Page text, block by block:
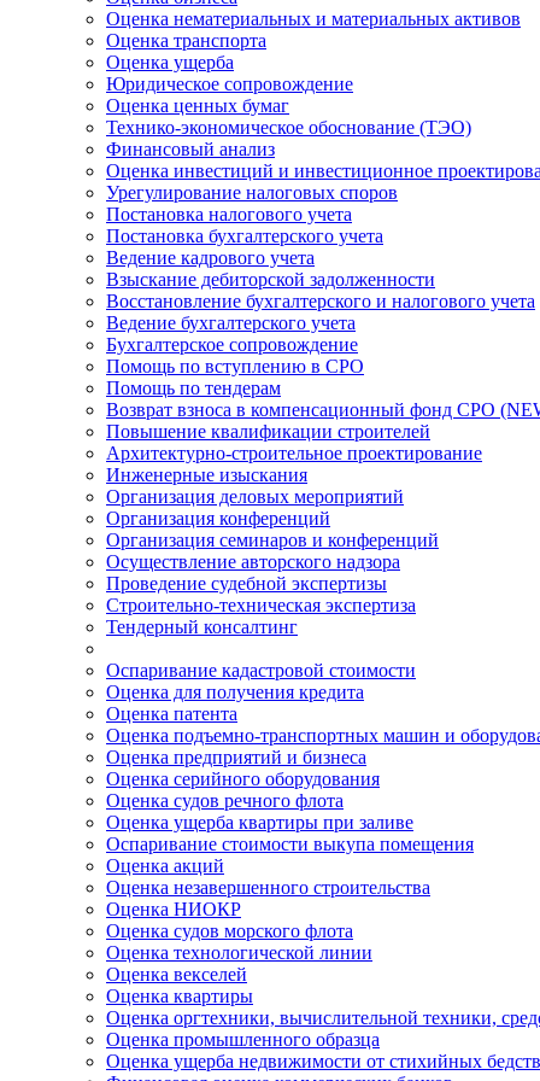
Оценка нематериальных и материальных активов
Оценка транспорта
Оценка ущерба
Юридическое сопровождение
Оценка ценных бумаг
Технико-экономическое обоснование (ТЭО)
Финансовый анализ
Оценка инвестиций и инвестиционное
Урегулирование налоговых споров
Постановка налогового учета
Постановка бухгалтерского учета
Ведение кадрового учета
Взыскание дебиторской задолженности
Восстановление бухгалтерского и налогового учета
Ведение бухгалтерского учета
Бухгалтерское сопровождение
Помощь по вступлению в СРО
Помощь по тендерам
Возврат взноса в компенсационный фонд СРО
Повышение квалификации строителей
Архитектурно-строительное проектирование
Инженерные изыскания
Организация деловых мероприятий
Организация конференций
Организация семинаров и конференций
Осуществление авторского надзора
Проведение судебной экспертизы
Строительно-техническая экспертиза
Тендерный консалтинг
Оспаривание кадастровой стоимости
Оценка для получения кредита
Оценка патента
Оценка подъемно-транспортных машин и
Оценка предприятий и бизнеса
Оценка серийного оборудования
Оценка судов речного флота
Оценка ущерба квартиры при заливе
Оспаривание стоимости выкупа помещения
Оценка акций
Оценка незавершенного строительства
Оценка НИОКР
Оценка судов морского флота
Оценка технологической линии
Оценка векселей
Оценка квартиры
Оценка оргтехники, вычислительной техники,
Оценка промышленного образца
Оценка ущерба недвижимости от стихийных